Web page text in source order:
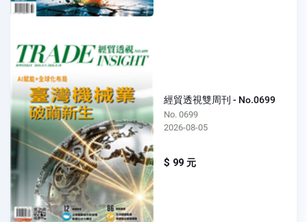
經貿透視雙周刊 - No.0699
No. 0699
2026-08-05
$ 99 元